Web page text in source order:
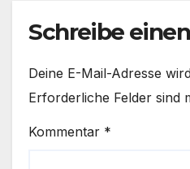
Schreibe
Deine E-Mail-Adresse
Erforderliche Felder sind
Kommentar *